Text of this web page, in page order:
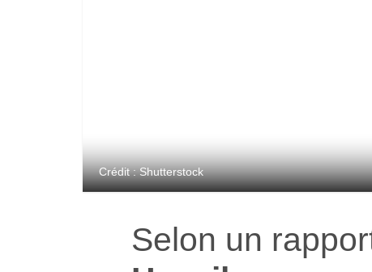
Crédit : Shutterstock
Selon un